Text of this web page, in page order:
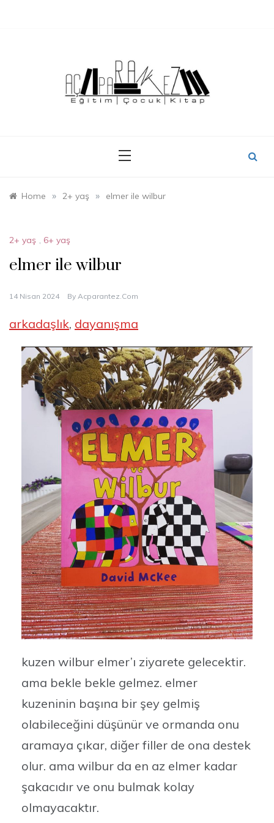
Home » 2+ yaş » elmer ile wilbur
2+ yaş , 6+ yaş
elmer ile wilbur
14 Nisan 2024 By Acparantez.com
arkadaşlık, dayanışma
kuzen wilbur elmer’ı ziyarete gelecektir.
ama bekle bekle gelmez. elmer
kuzeninin başına bir şey gelmiş
olabileceğini düşünür ve ormanda onu
aramaya çıkar, diğer filler de ona destek
olur. ama wilbur da en az elmer kadar
şakacıdır ve onu bulmak kolay
olmayacaktır.